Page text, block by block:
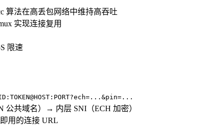
算法在高丢包网络中维持高吞吐
实现连接复用
限速
公共域名）→ 内层 SNI（ECH 加密）
用的连接 URL